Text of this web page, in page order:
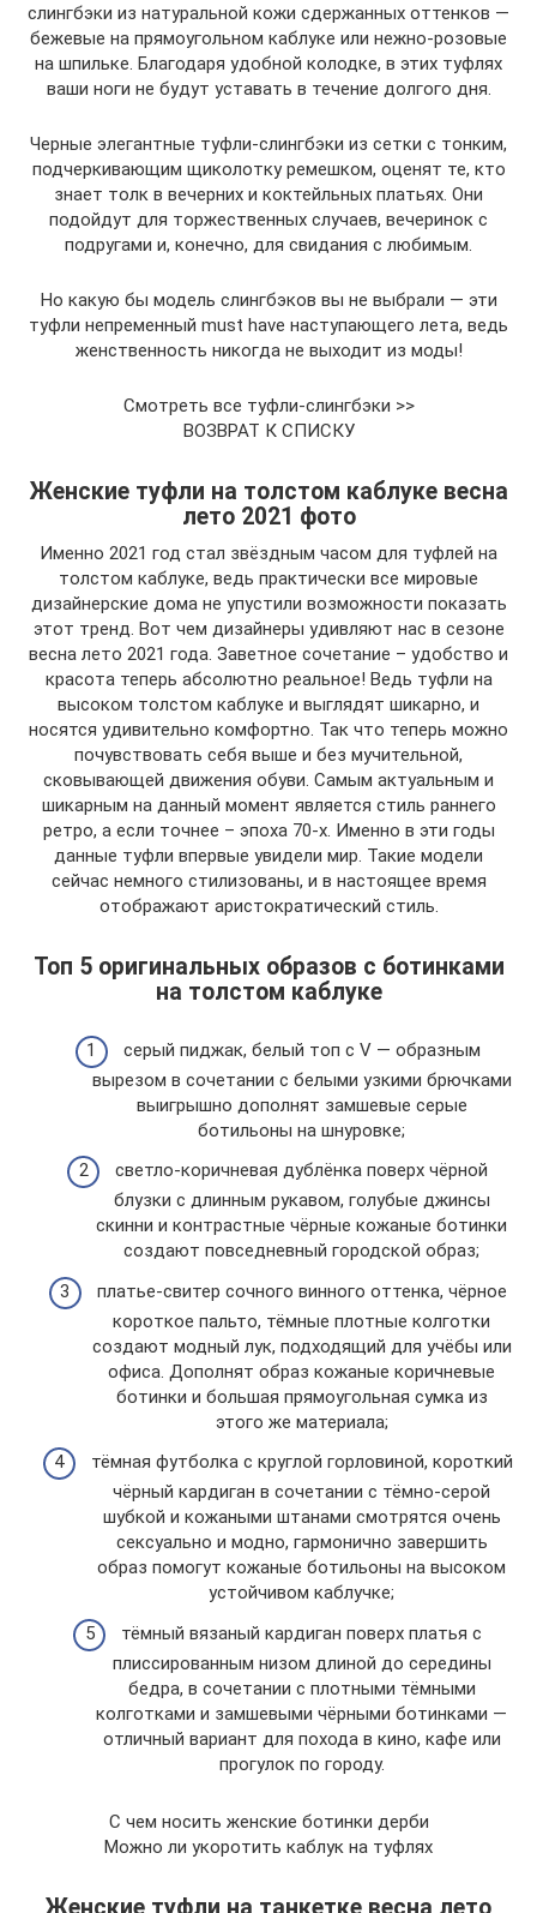
слингбэки из натуральной кожи сдержанных оттенков —
бежевые на прямоугольном каблуке или нежно-розовые
на шпильке. Благодаря удобной колодке, в этих туфлях
ваши ноги не будут уставать в течение долгого дня.
Черные элегантные туфли-слингбэки из сетки с тонким,
подчеркивающим щиколотку ремешком, оценят те, кто
знает толк в вечерних и коктейльных платьях. Они
подойдут для торжественных случаев, вечеринок с
подругами и, конечно, для свидания с любимым.
Но какую бы модель слингбэков вы не выбрали — эти
туфли непременный must have наступающего лета, ведь
женственность никогда не выходит из моды!
Смотреть все туфли-слингбэки >>
ВОЗВРАТ К СПИСКУ
Женские туфли на толстом каблуке весна
лето 2021 фото
Именно 2021 год стал звёздным часом для туфлей на
толстом каблуке, ведь практически все мировые
дизайнерские дома не упустили возможности показать
этот тренд. Вот чем дизайнеры удивляют нас в сезоне
весна лето 2021 года. Заветное сочетание – удобство и
красота теперь абсолютно реальное! Ведь туфли на
высоком толстом каблуке и выглядят шикарно, и
носятся удивительно комфортно. Так что теперь можно
почувствовать себя выше и без мучительной,
сковывающей движения обуви. Самым актуальным и
шикарным на данный момент является стиль раннего
ретро, а если точнее – эпоха 70-х. Именно в эти годы
данные туфли впервые увидели мир. Такие модели
сейчас немного стилизованы, и в настоящее время
отображают аристократический стиль.
Топ 5 оригинальных образов с ботинками
на толстом каблуке
серый пиджак, белый топ с V — образным
вырезом в сочетании с белыми узкими брючками
выигрышно дополнят замшевые серые
ботильоны на шнуровке;
светло-коричневая дублёнка поверх чёрной
блузки с длинным рукавом, голубые джинсы
скинни и контрастные чёрные кожаные ботинки
создают повседневный городской образ;
платье-свитер сочного винного оттенка, чёрное
короткое пальто, тёмные плотные колготки
создают модный лук, подходящий для учёбы или
офиса. Дополнят образ кожаные коричневые
ботинки и большая прямоугольная сумка из
этого же материала;
тёмная футболка с круглой горловиной, короткий
чёрный кардиган в сочетании с тёмно-серой
шубкой и кожаными штанами смотрятся очень
сексуально и модно, гармонично завершить
образ помогут кожаные ботильоны на высоком
устойчивом каблучке;
тёмный вязаный кардиган поверх платья с
плиссированным низом длиной до середины
бедра, в сочетании с плотными тёмными
колготками и замшевыми чёрными ботинками —
отличный вариант для похода в кино, кафе или
прогулок по городу.
С чем носить женские ботинки дерби
Можно ли укоротить каблук на туфлях